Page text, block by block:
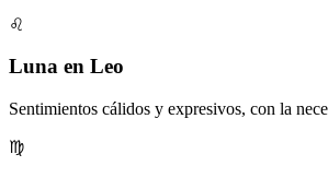
♌
Luna en Leo
Sentimientos cálidos y expresivos, con la
♍